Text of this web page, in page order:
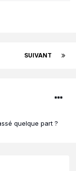
SUIVANT
quelque part ?